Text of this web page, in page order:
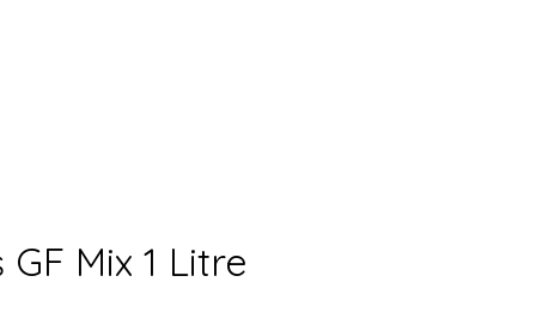
Mix 1 Litre